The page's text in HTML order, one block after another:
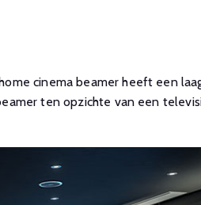
cinema beamer heeft een
ten opzichte van een